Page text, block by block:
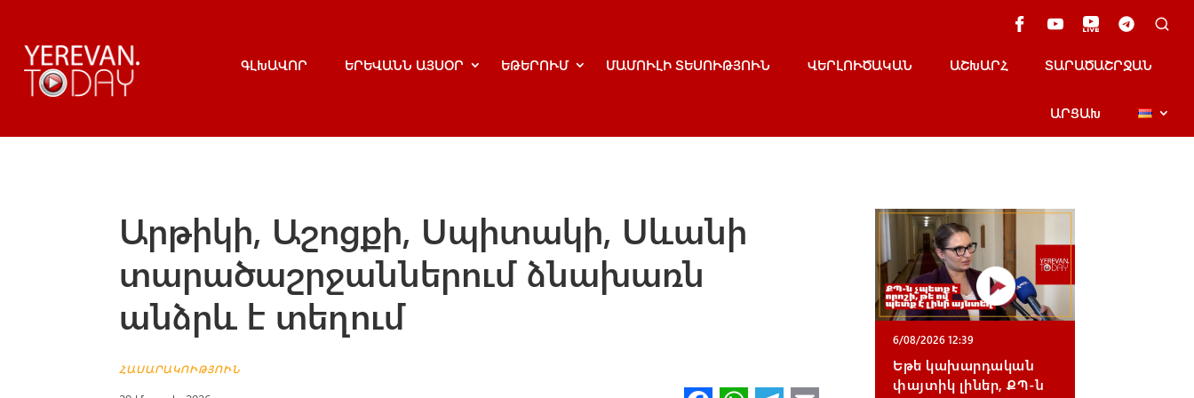
ԳԼԽԱՎՈՐ ԵՐԵՎԱՆՆ ԱՅՍՕՐ ԵԹԵՐՈՒՄ ՄԱՄՈՒԼԻ ՏԵՍՈՒԹՅՈՒՆ ՎԵՐԼՈՒԾԱԿԱՆ ԱՇԽԱՐՀ ՏԱՐԱԾԱՇՐՋԱՆ
ԱՐՑԱԽ
Արթիկի, Աշոցքի, Սպիտակի, Սևանի
տարածաշրջաններում ձնախառն
անձրև է տեղում
ՀԱՍԱՐԱԿՈՒԹՅՈՒՆ
6/08/2026 12:39
Եթե կախարդական
փայտիկ լիներ, ՔՊ-ն